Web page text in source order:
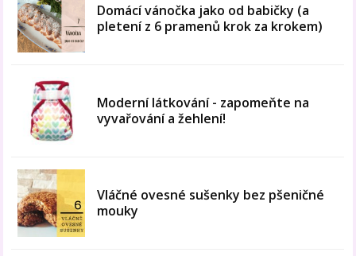
Domácí vánočka jako od babičky (a
pletení z 6 pramenů krok za krokem)
Moderní látkování - zapomeňte na
vyvařování a žehlení!
Vláčné ovesné sušenky bez pšeničné
mouky